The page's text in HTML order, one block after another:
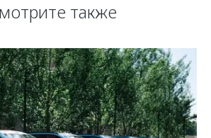
также